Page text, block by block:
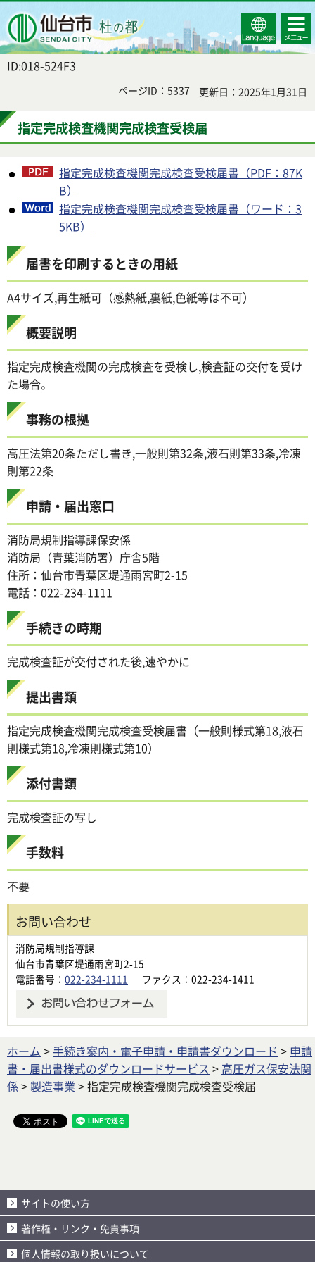
Select
Language
コンテ
ンツメ
ニュー
ID:018-524F3
ページID：5337 更新日：2025年1月31日
指定完成検査機関完成検査受検届
指定完成検査機関完成検査受検届書（PDF：87K
B）
指定完成検査機関完成検査受検届書（ワード：3
5KB）
届書を印刷するときの用紙
A4サイズ,再生紙可（感熱紙,裏紙,色紙等は不可）
概要説明
指定完成検査機関の完成検査を受検し,検査証の交付を受け
た場合。
事務の根拠
高圧法第20条ただし書き,一般則第32条,液石則第33条,冷凍
則第22条
申請・届出窓口
消防局規制指導課保安係
消防局（青葉消防署）庁舎5階
住所：仙台市青葉区堤通雨宮町2-15
電話：022-234-1111
手続きの時期
完成検査証が交付された後,速やかに
提出書類
指定完成検査機関完成検査受検届書（一般則様式第18,液石
則様式第18,冷凍則様式第10）
添付書類
完成検査証の写し
手数料
不要
お問い合わせ
消防局規制指導課
仙台市青葉区堤通雨宮町2-15
電話番号： 022-234-1111 ファクス：022-234-1411
ホーム >手続き案内・電子申請・申請書ダウンロード > 申請
書・届出書様式のダウンロードサービス > 高圧ガス保安法関
係> 製造事業 > 指定完成検査機関完成検査受検届
サイトの使い方
著作権・リンク・免責事項
個人情報の取り扱いについて